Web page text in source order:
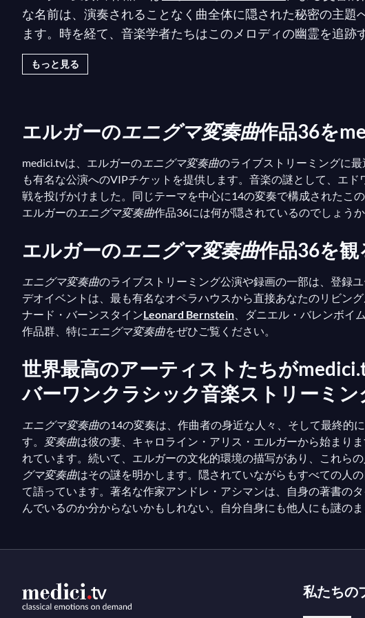
な名前は、演奏されることなく曲全体に隠された秘密の主
ます。時を経て、音楽学者たちはこのメロディの幽霊を追
モーツァルト
最近では作曲家マルク・ジェレットがビッグベンの鐘の有名
もっと見る
エルガーのエニグマ変奏曲作品36を
medici.tvは、エルガーのエニグマ変奏曲のライブストリーミングに
も有名な公演へのVIPチケットを提供します。音楽の謎として、エド
戦を投げかけました。同じテーマを中心に14の変奏で構成されたこ
エルガーのエニグマ変奏曲作品36には何が隠されているのでしょうか
エルガーのエニグマ変奏曲作品36を
エニグマ変奏曲のライブストリーミング公演や録画の一部は、登録
デオイベントは、最も有名なオペラハウスから直接あなたのリビン
ナード・バーンスタインLeonard Bernstein 、ダニエル・バレンボイム
作品群、特にエニグマ変奏曲をぜひご覧ください。
世界最高のアーティストたちが
バーワンクラシック音楽ストリーミ
エニグマ変奏曲の14の変奏は、作曲者の身近な人々、そして最終的
す。
変奏曲は彼の妻、キャロライン・アリス・エルガーから始まり
れています。続いて、エルガーの文化的環境の描写があり、これら
グマ変奏曲はその謎を明かします。隠されていながらもすべての人
て語っています。著名な作家アンドレ・アシマンは、自身の著書の
んでいるのか分からないかもしれない。自分自身にも他人にも謎の
私たちの